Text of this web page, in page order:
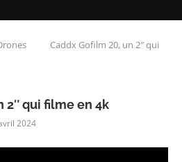
Caddx Gofilm 20, un 2″ qui
2″ qui filme en 4k
2024